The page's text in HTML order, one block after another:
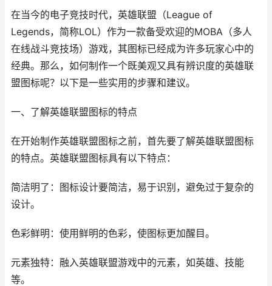
在当今的电子竞技时代，英雄联盟（League of
Legends，简称LOL）作为一款备受欢迎的MOBA（多人
在线战斗竞技场）游戏，其图标已经成为许多玩家心中的
经典。那么，如何制作一个既美观又具有辨识度的英雄联
盟图标呢？以下是一些实用的步骤和建议。
一、了解英雄联盟图标的特点
在开始制作英雄联盟图标之前，首先要了解英雄联盟图标
的特点。英雄联盟图标具有以下特点：
简洁明了：图标设计要简洁，易于识别，避免过于复杂的
设计。
色彩鲜明：使用鲜明的色彩，使图标更加醒目。
元素独特：融入英雄联盟游戏中的元素，如英雄、技能
等。